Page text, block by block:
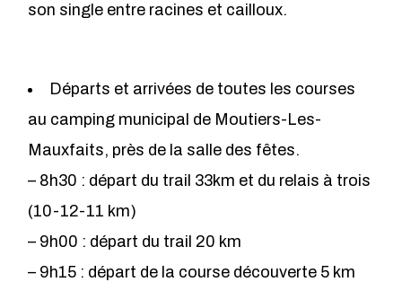
son single entre racines et cailloux.
Départs et arrivées de toutes les courses
au camping municipal de Moutiers-Les-
Mauxfaits, près de la salle des fêtes.
– 8h30 : départ du trail 33km et du relais à trois
(10-12-11 km)
– 9h00 : départ du trail 20 km
– 9h15 : départ de la course découverte 5 km